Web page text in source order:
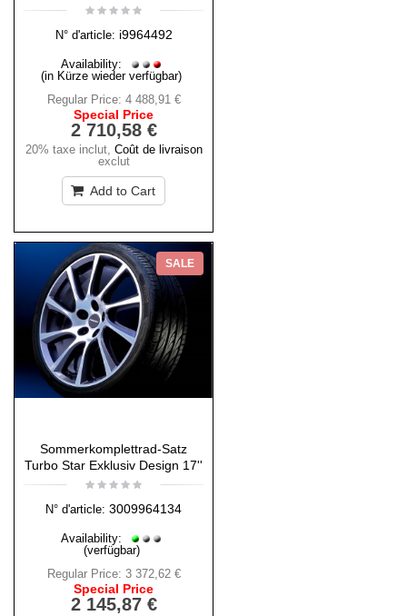
N° d'article: i9964492
Availability:
(in Kürze wieder verfügbar)
Regular Price: 4 488,91 €
Special Price
2 710,58 €
20% taxe inclut, Coût de livraison
exclut
Add to Cart
SALE
Sommerkomplettrad-Satz
Turbo Star Exklusiv Design 17''
N° d'article: 3009964134
Availability:
(verfügbar)
Regular Price: 3 372,62 €
Special Price
2 145,87 €